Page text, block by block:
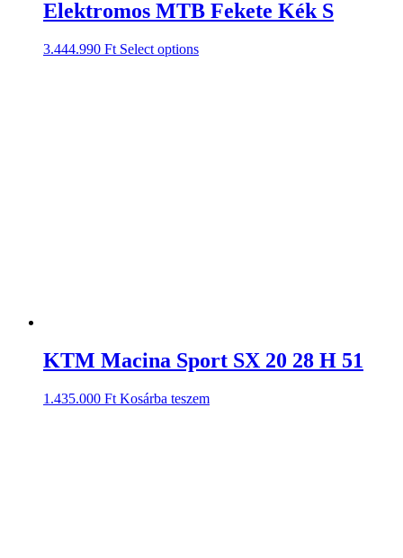
Elektromos MTB Fekete Kék S
3.444.990 Ft Select options
KTM Macina Sport SX 20 28 H 51
1.435.000 Ft Kosárba teszem